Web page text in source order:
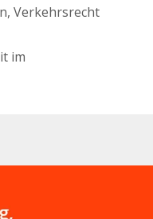
, Verkehrsrecht
im